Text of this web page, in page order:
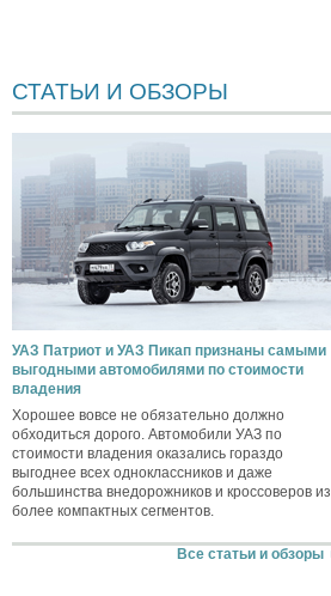
СТАТЬИ И ОБЗОРЫ
УАЗ Патриот и УАЗ Пикап признаны самыми
выгодными автомобилями по стоимости
владения
Хорошее вовсе не обязательно должно
обходиться дорого. Автомобили УАЗ по
стоимости владения оказались гораздо
выгоднее всех одноклассников и даже
большинства внедорожников и кроссоверов из
более компактных сегментов.
Все статьи и обзоры